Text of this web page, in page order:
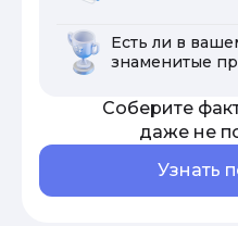
Есть ли в
знаменитые
Соберите
даже не
Узнать